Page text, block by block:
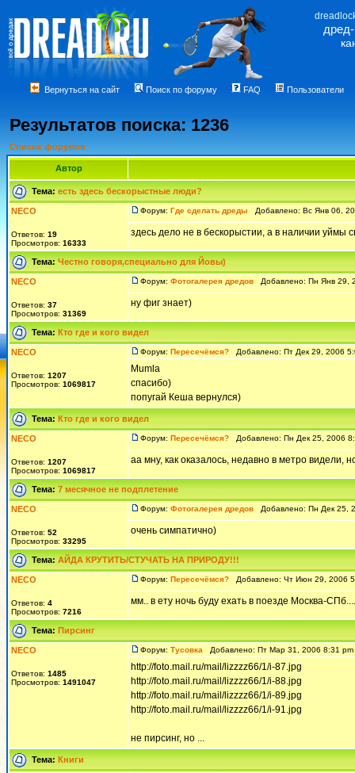
Вернуться на сайт Поиск по форуму FAQ Пользователи
Результатов поиска: 1236
Список форумов
Автор
Тема: есть здесь бескорыстные люди?
NECO
Ответов: 19
Просмотров: 16333
Форум: Где сделать дреды Добавлено: Вс Янв 06,
здесь дело не в бескорыстии, а в наличии уймы
Тема: Честно говоря,специально для Йовы)
NECO
Ответов: 37
Просмотров: 31369
Форум: Фотогалерея дредов Добавлено: Пн Янв 29,
ну фиг знает)
Тема: Кто где и кого видел
NECO
Ответов: 1207
Просмотров: 1069817
Форум: Пересечёмся? Добавлено: Пт Дек 29, 2006
Mumla
спасибо)
попугай Кеша вернулся)
Тема: Кто где и кого видел
NECO
Ответов: 1207
Просмотров: 1069817
Форум: Пересечёмся? Добавлено: Пн Дек 25, 2006
аа мну, как оказалось, недавно в метро видели,
Тема: 7 месячное не подплетение
NECO
Ответов: 52
Просмотров: 33295
Форум: Фотогалерея дредов Добавлено: Пн Дек 25,
очень симпатично)
Тема: АЙДА КРУТИТЬ/СТУЧАТЬ НА ПРИРОДУ!!!
NECO
Ответов: 4
Просмотров: 7216
Форум: Пересечёмся? Добавлено: Чт Июн 29, 2006
мм.. в ету ночь буду ехать в поезде Москва-
Тема: Пирсинг
NECO
Ответов: 1485
Просмотров: 1491047
Форум: Тусовка Добавлено: Пт Мар 31, 2006 8:31
http://foto.mail.ru/mail/lizzzz66/1/i-87.jpg
http://foto.mail.ru/mail/lizzzz66/1/i-88.jpg
http://foto.mail.ru/mail/lizzzz66/1/i-89.jpg
http://foto.mail.ru/mail/lizzzz66/1/i-91.jpg
не пирсинг, но ...
Тема: Книги